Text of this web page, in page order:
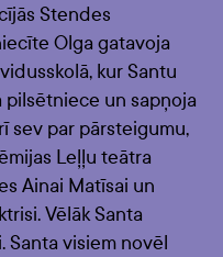
Stendes
Olga gatavoja
kur Santu
pilsētniece un sapņoja
sev par pārsteigumu,
Leļļu teātra
Ainai Matīsai un
Vēlāk Santa
Santa visiem novēl